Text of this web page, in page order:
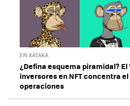
EN XATAKA
¿Defina esquema piramidal? El
inversores en NFT concentra el
operaciones